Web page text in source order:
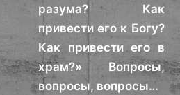
разума? Как
привести его к Богу?
Как привести его в
храм?» Вопросы,
вопросы, вопросы…